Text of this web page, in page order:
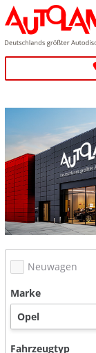
Neuwagen
Marke
Fahrzeugtyp